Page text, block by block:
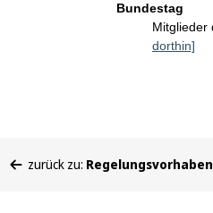
Bundestag
Mitglieder
dorthin]
befinden
zurück zu: Regelungsvorhaben